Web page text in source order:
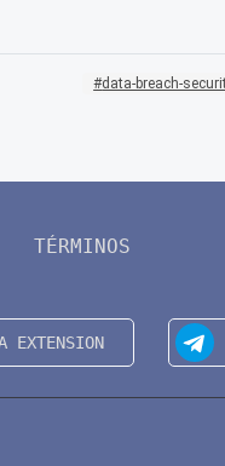
data-breach-
TÉRMINOS